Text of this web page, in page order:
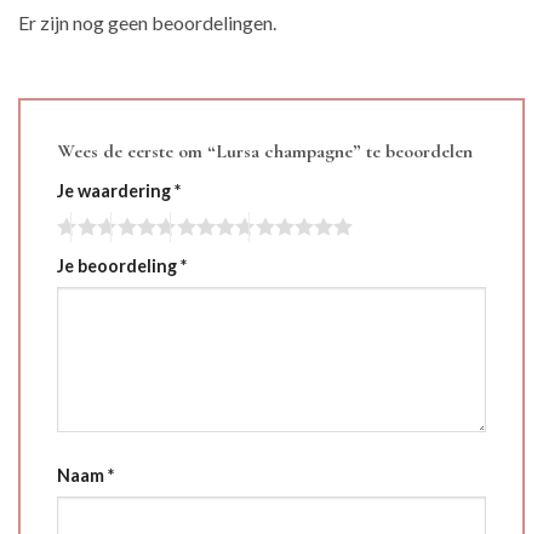
Er zijn nog geen beoordelingen.
Wees de eerste om “Lursa champagne” te beoordelen
Je waardering*
Je beoordeling*
Naam*